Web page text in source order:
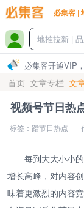
必集客 |
必集客开通VIP
首页 文章专栏 文
视频号节日热
标签：蹭节日热点
每到大大小小
增长高峰，对内容
味着更激烈的内容